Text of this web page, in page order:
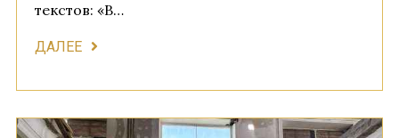
текстов: «В…
ДАЛЕЕ